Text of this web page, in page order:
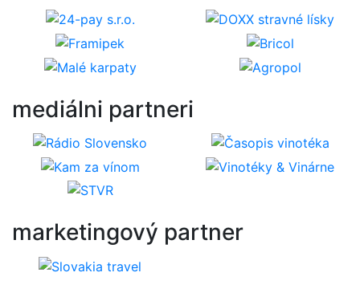
mediálni partneri
marketingový partner